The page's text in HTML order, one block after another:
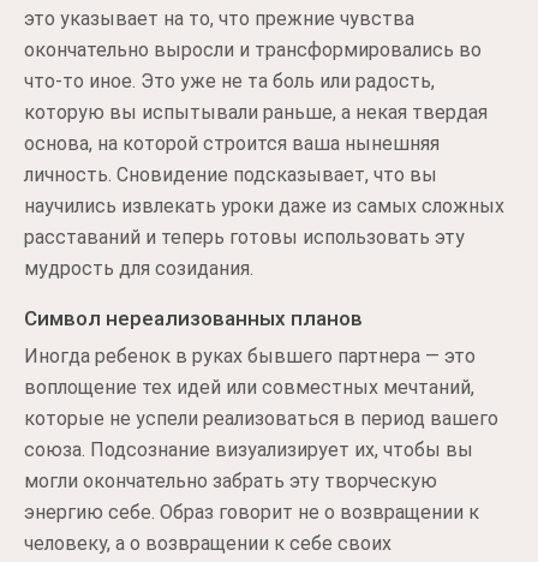
это указывает на то, что прежние чувства
окончательно выросли и трансформировались во
что-то иное. Это уже не та боль или радость,
которую вы испытывали раньше, а некая твердая
основа, на которой строится ваша нынешняя
личность. Сновидение подсказывает, что вы
научились извлекать уроки даже из самых сложных
расставаний и теперь готовы использовать эту
мудрость для созидания.
Символ нереализованных планов
Иногда ребенок в руках бывшего партнера — это
воплощение тех идей или совместных мечтаний,
которые не успели реализоваться в период вашего
союза. Подсознание визуализирует их, чтобы вы
могли окончательно забрать эту творческую
энергию себе. Образ говорит не о возвращении к
человеку, а о возвращении к себе своих